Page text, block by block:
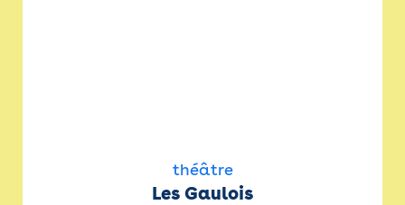
théâtre
Les Gaulois